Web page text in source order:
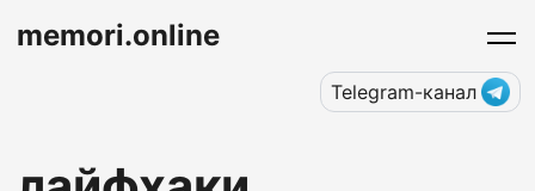
memori.online
Telegram-канал